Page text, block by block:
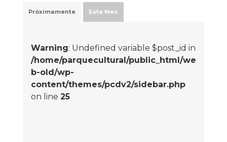
Próximamente Este Mes
Warning: Undefined variable $post_id in
/home/parquecultural/public_html/we
b-old/wp-
content/themes/pcdv2/sidebar.php
on line 25